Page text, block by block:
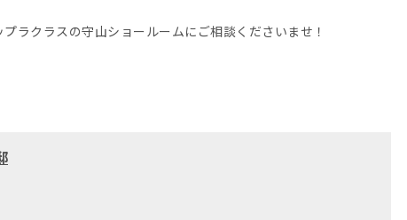
ラクラスの守山ショールームにご相談くださいませ！